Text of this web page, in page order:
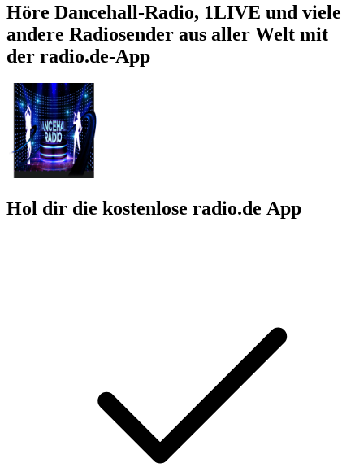
Höre Dancehall-Radio, 1LIVE und viele
andere Radiosender aus aller Welt mit
der radio.de-App
Hol dir die kostenlose radio.de App